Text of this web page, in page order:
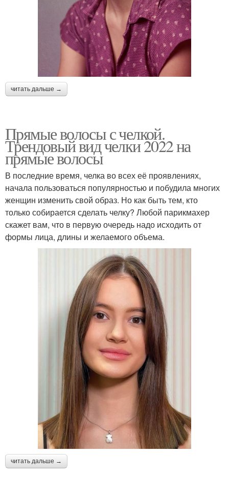
читать дальше →
Прямые волосы с челкой.
Трендовый вид челки 2022 на
прямые волосы
В последние время, челка во всех её проявлениях,
начала пользоваться популярностью и побудила многих
женщин изменить свой образ. Но как быть тем, кто
только собирается сделать челку? Любой парикмахер
скажет вам, что в первую очередь надо исходить от
формы лица, длины и желаемого объема.
читать дальше →